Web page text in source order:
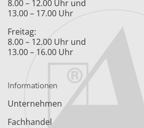
8.00 – 12.00 Uhr und
13.00 – 17.00 Uhr
Freitag:
8.00 – 12.00 Uhr und
13.00 – 16.00 Uhr
Informationen
Unternehmen
Fachhandel